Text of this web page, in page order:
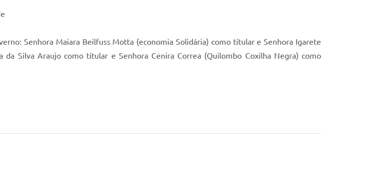
Senhora Maiara Beilfuss Motta (economia Solidária) como titular e Senhora Igarete
da Silva Araujo como titular e Senhora Cenira Correa (Quilombo Coxilha Negra) como